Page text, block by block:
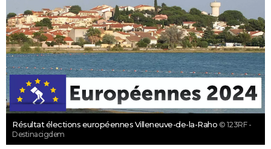
Résultat élections européennes Villeneuve-de-la-Raho © 123RF -
Destinacigdem